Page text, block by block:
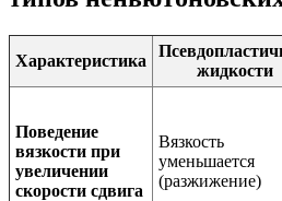
Характеристика
жидкости
Поведение
вязкости при
увеличении
скорости сдвига
Вязкость
уменьшается
(разжижение)